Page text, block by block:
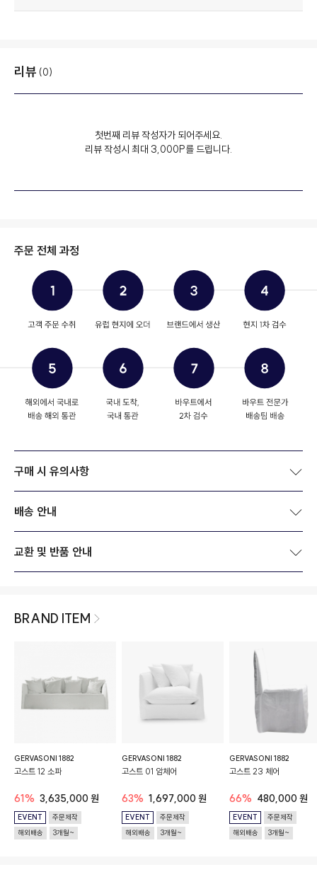
리뷰 (0)
첫번째 리뷰 작성자가 되어주세요.
리뷰 작성시 최대 3,000P를 드립니다.
주문 전체 과정
구매 시 유의사항
배송 안내
교환 및 반품 안내
BRAND ITEM
GERVASONI 1882
고스트 12 소파
61% 3,635,000 원
EVENT
주문제작
해외배송
3개월~
GERVASONI 1882
고스트 01 암체어
63% 1,697,000 원
EVENT
주문제작
해외배송
3개월~
GERVASONI 1882
고스트 23 체어
66% 480,000 원
EVENT
주문제작
해외배송
3개월~